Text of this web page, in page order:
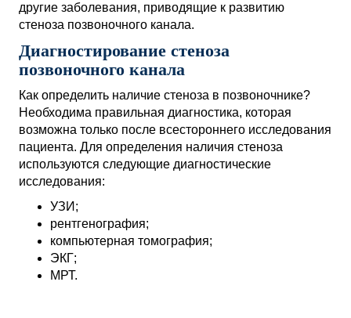
другие заболевания, приводящие к развитию
стеноза позвоночного канала.
Диагностирование стеноза
позвоночного канала
Как определить наличие стеноза в позвоночнике?
Необходима правильная диагностика, которая
возможна только после всестороннего исследования
пациента. Для определения наличия стеноза
используются следующие диагностические
исследования:
УЗИ;
рентгенография;
компьютерная томография;
ЭКГ;
МРТ.